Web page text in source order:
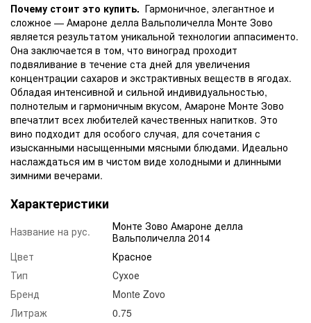
Почему стоит это купить. Гармоничное, элегантное и
сложное — Амароне делла Вальполичелла Монте Зово
является результатом уникальной технологии аппасименто.
Она заключается в том, что виноград проходит
подвяливание в течение ста дней для увеличения
концентрации сахаров и экстрактивных веществ в ягодах.
Обладая интенсивной и сильной индивидуальностью,
полнотелым и гармоничным вкусом, Амароне Монте Зово
впечатлит всех любителей качественных напитков. Это
вино подходит для особого случая, для сочетания с
изысканными насыщенными мясными блюдами. Идеально
наслаждаться им в чистом виде холодными и длинными
зимними вечерами.
Характеристики
Название на рус.
Монте Зово Амароне делла
Вальполичелла 2014
Цвет
Красное
Тип
Сухое
Бренд
Monte Zovo
Литраж
0.75